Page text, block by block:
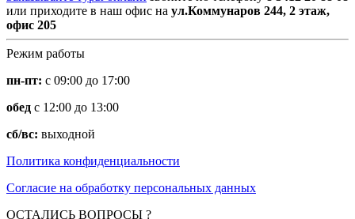
или приходите в наш офис на ул.Коммунаров 244, 2 этаж,
офис 205
Режим работы
пн-пт: с 09:00 до 17:00
обед с 12:00 до 13:00
сб/вс: выходной
Политика конфиденциальности
Согласие на обработку персональных данных
ОСТАЛИСЬ ВОПРОСЫ ?